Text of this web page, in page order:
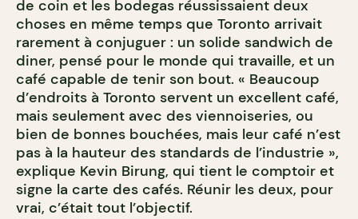
de coin et les bodegas réussissaient deux
choses en même temps que Toronto arrivait
rarement à conjuguer : un solide sandwich de
diner, pensé pour le monde qui travaille, et un
café capable de tenir son bout. « Beaucoup
d’endroits à Toronto servent un excellent café,
mais seulement avec des viennoiseries, ou
bien de bonnes bouchées, mais leur café n’est
pas à la hauteur des standards de l’industrie »,
explique Kevin Birung, qui tient le comptoir et
signe la carte des cafés. Réunir les deux, pour
vrai, c’était tout l’objectif.